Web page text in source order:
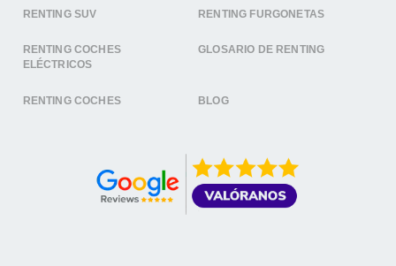
RENTING SUV RENTING FURGONETAS
RENTING COCHES
ELÉCTRICOS
GLOSARIO DE RENTING
RENTING COCHES BLOG